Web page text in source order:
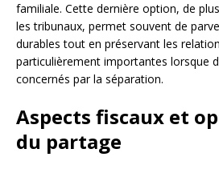
familiale. Cette dernière option, de
les tribunaux, permet souvent de
durables tout en préservant les
particulièrement importantes lorsque
concernés par la séparation.
Aspects fiscaux et
du partage